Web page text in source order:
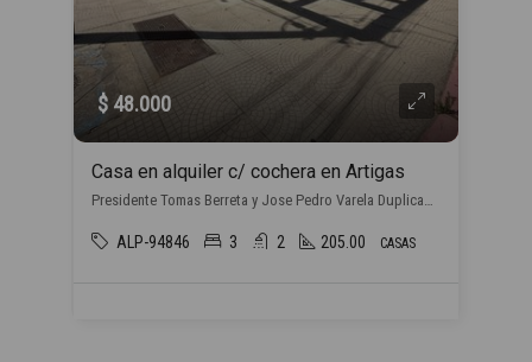
$ 48.000
Casa en alquiler c/ cochera en Artigas
Presidente Tomas Berreta y Jose Pedro Varela Duplicado, , Artigas
ALP-94846 3 2 205.00 CASAS